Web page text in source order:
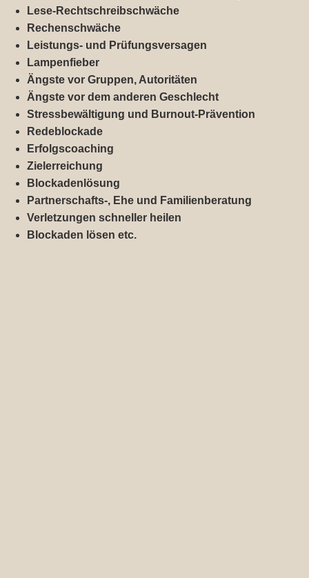
Lese-Rechtschreibschwäche
Rechenschwäche
Leistungs- und Prüfungsversagen
Lampenfieber
Ängste vor Gruppen, Autoritäten
Ängste vor dem anderen Geschlecht
Stressbewältigung und Burnout-Prävention
Redeblockade
Erfolgscoaching
Zielerreichung
Blockadenlösung
Partnerschafts-, Ehe und Familienberatung
Verletzungen schneller heilen
Blockaden lösen etc.